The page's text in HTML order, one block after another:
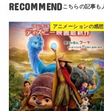
RECOMMEND
アニメーションの感想